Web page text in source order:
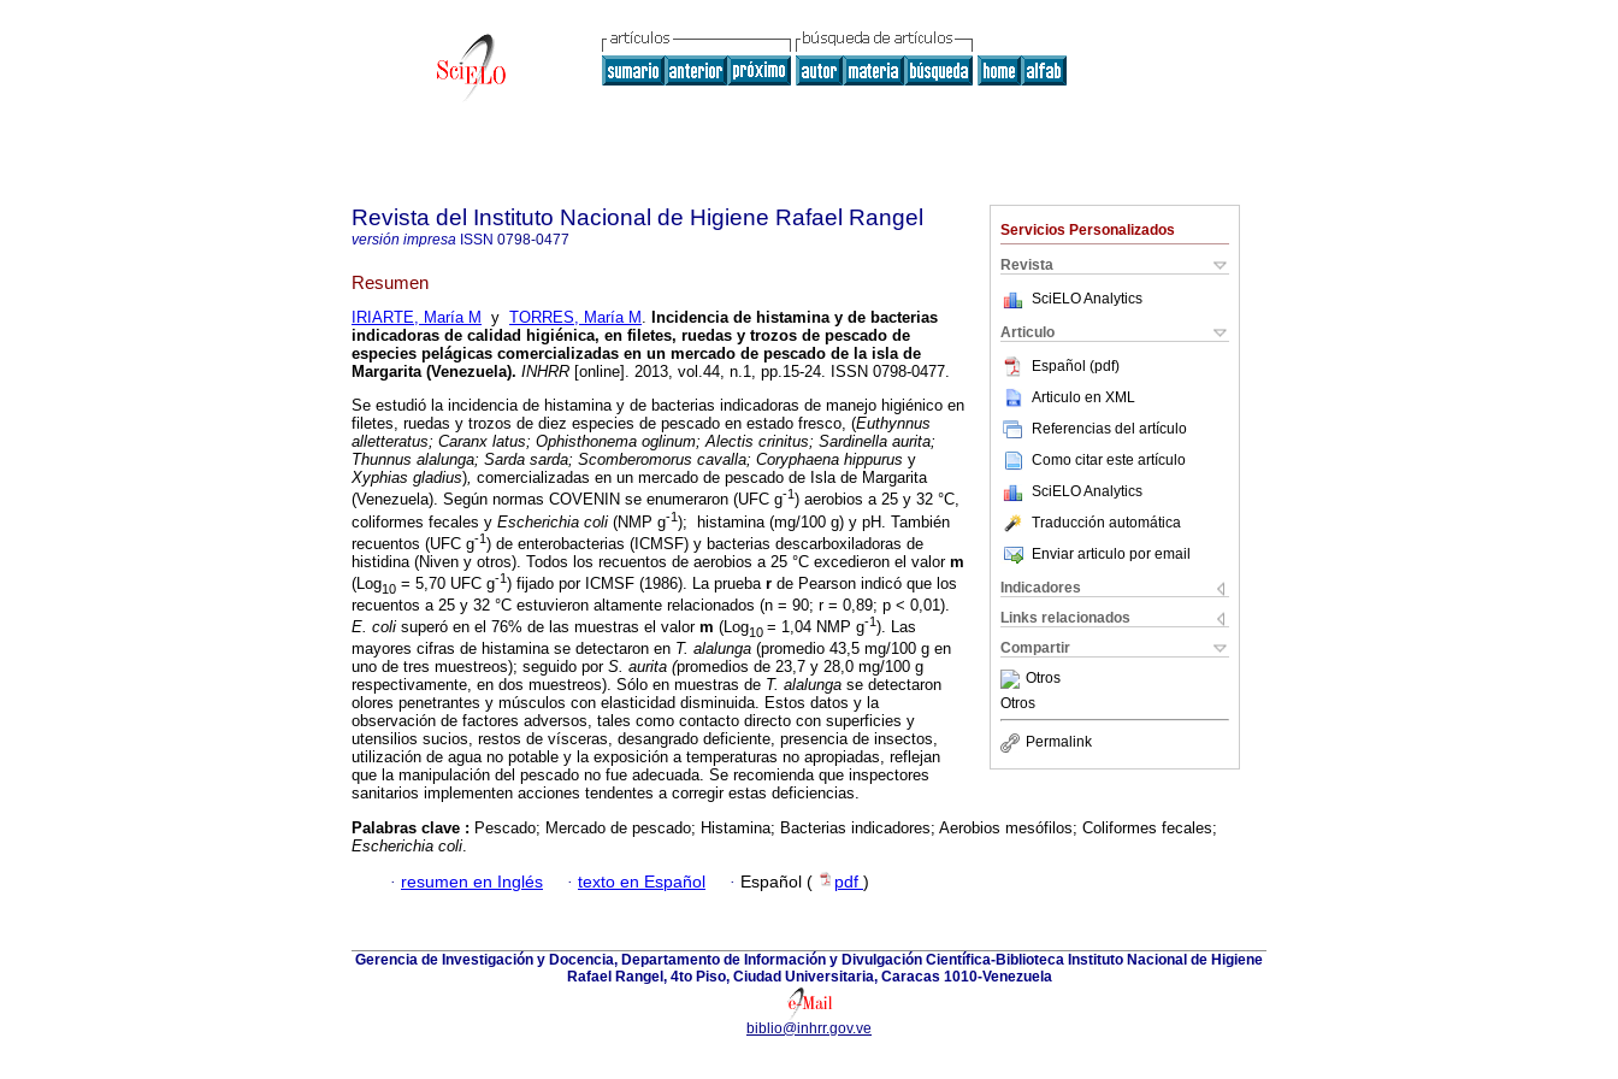
Servicios Personalizados
Revista
SciELO Analytics
Articulo
Español (pdf)
Articulo en XML
Referencias del artículo
Como citar este artículo
SciELO Analytics
Traducción automática
Enviar articulo por email
Indicadores
Links relacionados
Compartir
Otros
Otros
Permalink
Revista del Instituto Nacional de Higiene Rafael Rangel
versión impresa ISSN 0798-0477
Resumen
IRIARTE, María M y TORRES, María M . Incidencia de histamina y de bacterias
indicadoras de calidad higiénica, en filetes, ruedas y trozos de pescado de
especies pelágicas comercializadas en un mercado de pescado de la isla de
Margarita (Venezuela). INHRR [online]. 2013, vol.44, n.1, pp.15-24. ISSN 0798-0477.
Se estudió la incidencia de histamina y de bacterias indicadoras de manejo higiénico en
filetes, ruedas y trozos de diez especies de pescado en estado fresco, (Euthynnus
alletteratus; Caranx latus; Ophisthonema oglinum; Alectis crinitus; Sardinella aurita;
Thunnus alalunga; Sarda sarda; Scomberomorus cavalla; Coryphaena hippurus y
Xyphias gladius), comercializadas en un mercado de pescado de Isla de Margarita
(Venezuela). Según normas COVENIN se enumeraron (UFC g-1 ) aerobios a 25 y 32 °C,
coliformes fecales y Escherichia coli (NMP g-1); histamina (mg/100 g) y pH. También
recuentos (UFC g-1) de enterobacterias (ICMSF) y bacterias descarboxiladoras de
histidina (Niven y otros). Todos los recuentos de aerobios a 25 °C excedieron el valor m
(Log10 = 5,70 UFC g-1) fijado por ICMSF (1986). La prueba r de Pearson indicó que los
recuentos a 25 y 32 °C estuvieron altamente relacionados (n = 90; r = 0,89; p < 0,01).
E. coli superó en el 76% de las muestras el valor m (Log10 = 1,04 NMP g-1). Las
mayores cifras de histamina se detectaron en T. alalunga (promedio 43,5 mg/100 g en
uno de tres muestreos); seguido por S. aurita (promedios de 23,7 y 28,0 mg/100 g
respectivamente, en dos muestreos). Sólo en muestras de T. alalunga se detectaron
olores penetrantes y músculos con elasticidad disminuida. Estos datos y la
observación de factores adversos, tales como contacto directo con superficies y
utensilios sucios, restos de vísceras, desangrado deficiente, presencia de insectos,
utilización de agua no potable y la exposición a temperaturas no apropiadas, reflejan
que la manipulación del pescado no fue adecuada. Se recomienda que inspectores
sanitarios implementen acciones tendentes a corregir estas deficiencias.
Palabras clave : Pescado; Mercado de pescado; Histamina; Bacterias indicadores; Aerobios mesófilos; Coliformes fecales;
Escherichia coli
· resumen en Inglés · texto en Español · Español ( pdf )
Gerencia de Investigación y Docencia, Departamento de Información y Divulgación Científica-Biblioteca Instituto Nacional de Higiene
Rafael Rangel, 4to Piso, Ciudad Universitaria, Caracas 1010-Venezuela
biblio@inhrr.gov.ve